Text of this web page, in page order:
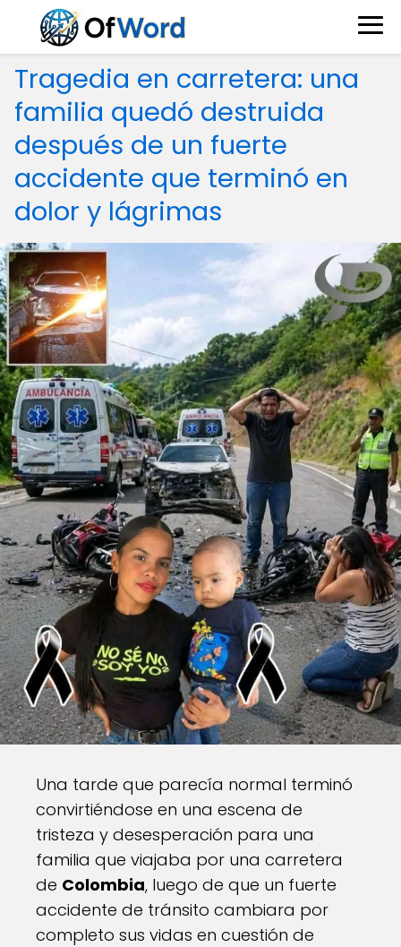
Tragedia en carretera: una
familia quedó destruida
después de un fuerte
accidente que terminó en
dolor y lágrimas
Una tarde que parecía normal terminó
convirtiéndose en una escena de
tristeza y desesperación para una
familia que viajaba por una carretera
de Colombia, luego de que un fuerte
accidente de tránsito cambiara por
completo sus vidas en cuestión de